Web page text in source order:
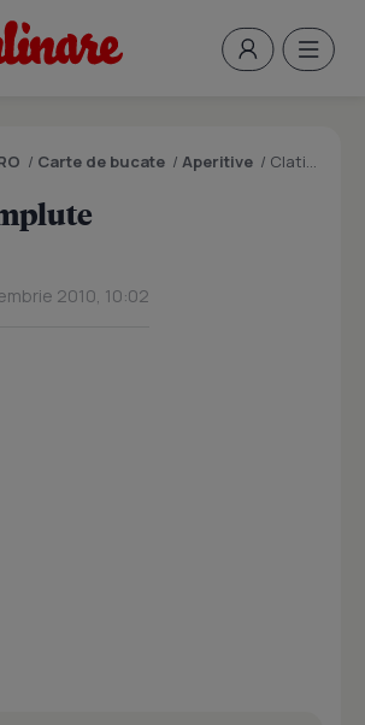
/ Carte de bucate / Aperitive / Clatite Umplute
2010, 10:02